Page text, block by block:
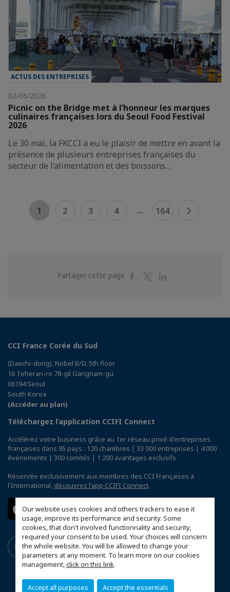
Our website uses cookies and others trackers to ease it
usage, improve its performance and security. Some
cookies, that don't involved functionnality and security,
required your consent to be used. Your choices will concern
the whole website. You will be allowed to change your
parameters at any moment. To learn more on our cookies
management,click on this link.
Accept all purposes Accept the essentials
ACTUS DES ENTREPRISES
02/06/2026
Picnic on the Bridge met à l’honneur les marques
culinaires françaises lors du Seoul Food Festival
2026
Le 30 mai, la FKCCI a eu le plaisir de mettre en avant la
présence de plusieurs entreprises françaises du
secteur de l’alimentation et des boissons…
1 2 3 4 ... 164
Partager cette page
PartagerPartager
CCI France Corée du Sud
(Daechi-dong), Nobel B/D, 5th floor
16 Teheran-ro 78-gil Gangnam-gu
06194 Seoul
South Korea
(Accéder au plan)
Téléchargez l’application CCIFI Connect
Accélérez votre business grâce au 1er réseau privé d'entreprises
françaises dans 95 pays : 120 chambres | 33 000 entreprises | 4 000
événements | 300 comités | 1 200 avantages exclusifs
Réservée exclusivement aux membres des CCI Françaises à
l'International, découvrez l'app CCIFI Connect.